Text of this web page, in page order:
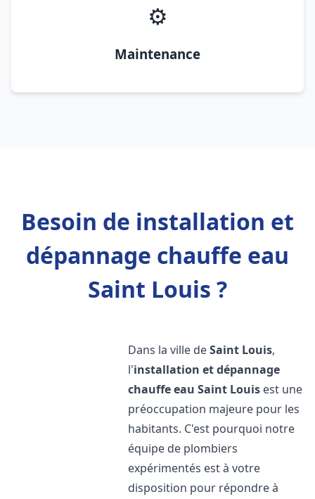
⚙️
Maintenance
Besoin de installation et
dépannage chauffe eau
Saint Louis ?
Dans la ville deSaint Louis,
l'installation et dépannage
chauffe eau Saint Louis est une
préoccupation majeure pour les
habitants. C'est pourquoi notre
équipe de plombiers
expérimentés est à votre
disposition pour répondre à